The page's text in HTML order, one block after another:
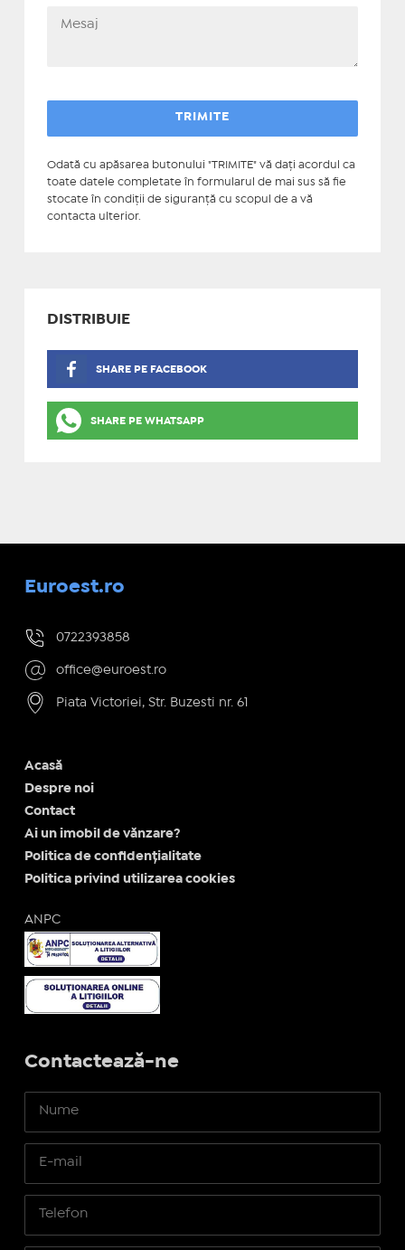
Odată cu apăsarea butonului "TRIMITE" vă daţi acordul ca
toate datele completate în formularul de mai sus să fie
stocate în condiţii de siguranţă cu scopul de a vă
contacta ulterior.
DISTRIBUIE
SHARE PE FACEBOOK
SHARE PE WHATSAPP
Euroest.ro
0722393858
office@euroest.ro
Piata Victoriei, Str. Buzesti nr. 61
Acasă
Despre noi
Contact
Ai un imobil de vănzare?
Politica de confidențialitate
Politica privind utilizarea cookies
ANPC
Contactează-ne